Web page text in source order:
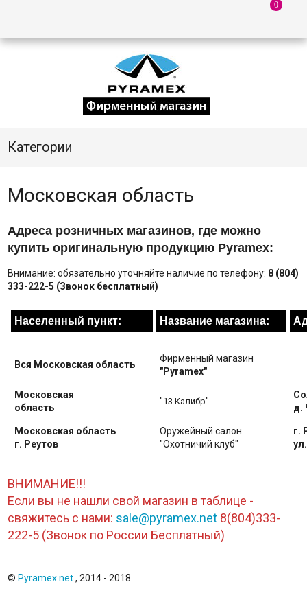
Категории
Московская область
Адреса розничных магазинов, где можно
купить оригинальную продукцию Pyramex:
Внимание: обязательно уточняйте наличие по телефону: 8 (804)
333-222-5 (Звонок бесплатный)
Населенный пункт: Название магазина:
Вся Московская область
Фирменный магазин
"Pyramex"
Московская
область
"13 Калибр"
д.
Московская область
г. Реутов
Оружейный салон
"Охотничий клуб"
г.
ВНИМАНИЕ!!!
Если вы не нашли свой магазин в таблице -
свяжитесь с нами: sale@pyramex.net8(804)333-
222-5 (Звонок по России Бесплатный)
© Pyramex.net, 2014 - 2018